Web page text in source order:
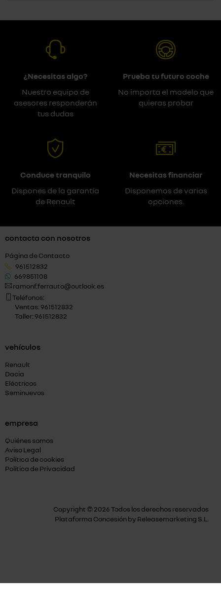
¿Necesitas algo?
Nuestro equipo de
asesores responderán
tus dudas
Prueba tu futuro coche
No importa el modelo que
quieras probar
Conduce tranquilo
Dispones de la garantía
de Renault
Necesitas financiar
Disponemos de varias
opciones.
contacta con nosotros
Página de Contacto
961512832
669851108
ramonf.ferrauto@outlook.es
Teléfonos:
Ventas: 961512832
Taller: 961512832
vehículos
Renault
Dacia
Eléctricos
Seminuevos
empresa
Quiénes somos
Aviso Legal
Política de cookies
Política de Privacidad
Copyright © 2026 Todos los derechos reservados
Plataforma Concesión by Releasemarketing S.L.